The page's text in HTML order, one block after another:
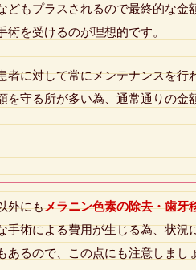
どもプラスされるので最終的な金
を受けるのが理想的です。
者に対して常にメンテナンスを行
を守る所が多い為、通常通りの金
外にもメラニン色素の除去・歯牙
手術による費用が生じる為、状況
るので、この点にも注意しまし